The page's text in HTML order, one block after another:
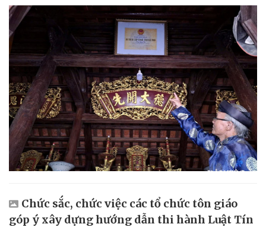
Chức sắc, chức việc các tổ chức tôn giáo
góp ý xây dựng hướng dẫn thi hành Luật Tín